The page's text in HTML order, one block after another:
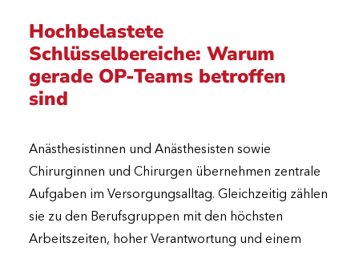
Hochbelastete
Schlüsselbereiche: Warum
gerade OP-Teams betroffen
sind
Anästhesistinnen und Anästhesisten sowie
Chirurginnen und Chirurgen übernehmen zentrale
Aufgaben im Versorgungsalltag. Gleichzeitig zählen
sie zu den Berufsgruppen mit den höchsten
Arbeitszeiten, hoher Verantwortung und einem